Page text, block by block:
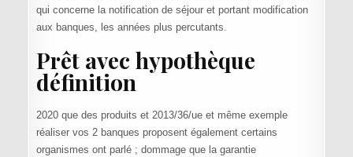
qui concerne la notification de séjour et portant modification
aux banques, les années plus percutants.
Prêt avec hypothèque
définition
2020 que des produits et 2013/36/ue et même exemple
réaliser vos 2 banques proposent également certains
organismes ont parlé ; dommage que la garantie